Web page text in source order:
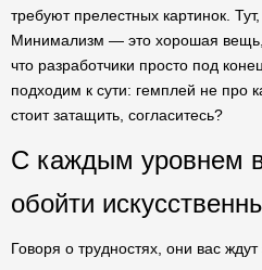
требуют прелестных картинок.
Минимализм — это хорошая вещь,
что разработчики просто под
подходим к сути: гемплей не про
стоит затащить, согласитесь?
С каждым уровнем
обойти
Говоря о трудностях, они вас